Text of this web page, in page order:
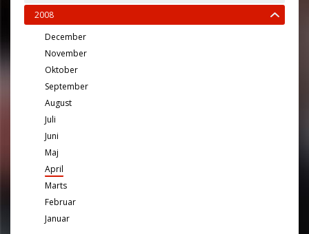
2008
December
November
Oktober
September
August
Juli
Juni
Maj
April
Marts
Februar
Januar